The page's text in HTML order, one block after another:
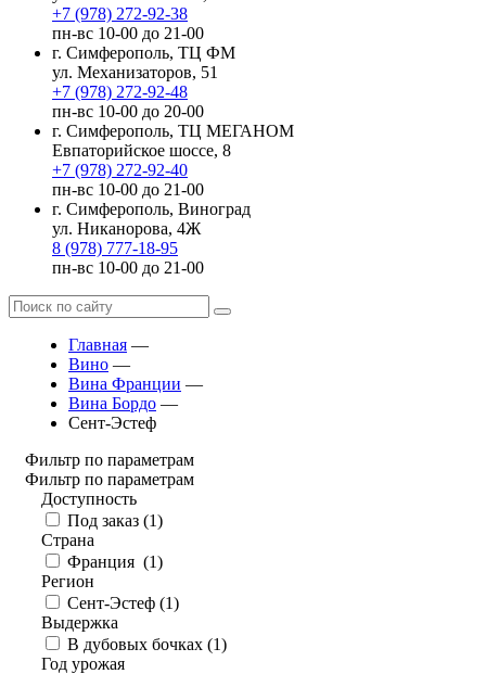
+7 (978) 272-92-38
пн-вс 10-00 до 21-00
г. Симферополь, ТЦ ФМ
ул. Механизаторов, 51
+7 (978) 272-92-48
пн-вс 10-00 до 20-00
г. Симферополь, ТЦ МЕГАНОМ
Евпаторийское шоссе, 8
+7 (978) 272-92-40
пн-вс 10-00 до 21-00
г. Симферополь, Виноград
ул. Никанорова, 4Ж
8 (978) 777-18-95
пн-вс 10-00 до 21-00
Главная —
Вино —
Вина Франции —
Вина Бордо —
Сент-Эстеф
Фильтр по параметрам
Фильтр по параметрам
Доступность
Под заказ (1)
Страна
Франция (1)
Регион
Сент-Эстеф (1)
Выдержка
В дубовых бочках (1)
Год урожая